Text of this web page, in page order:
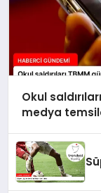
Okul
medya